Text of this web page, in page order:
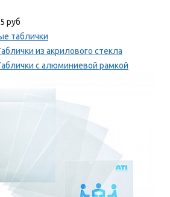
руб
таблички
из акрилового стекла
с алюминиевой рамкой